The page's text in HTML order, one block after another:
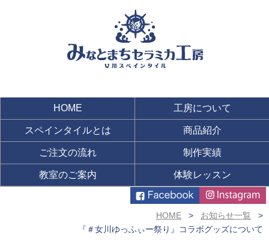
HOME 工房について
スペインタイルとは 商品紹介
ご注文の流れ 制作実績
教室のご案内 体験レッスン
HOME
お知らせ一覧
『＃女川ゆっふぃー祭り』コラボグッズについて